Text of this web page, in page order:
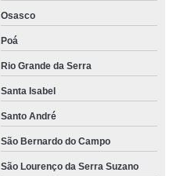
Osasco
Poá
Rio Grande da Serra
Santa Isabel
Santo André
São Bernardo do Campo
São Lourenço da Serra Suzano